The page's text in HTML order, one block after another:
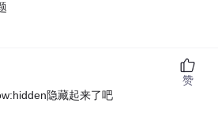
隐藏起来了吧
赞